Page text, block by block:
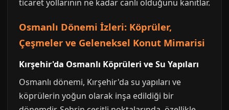
ticaret yollarının ne kadar canlı olduğunu kanıtlar.
Osmanlı Dönemi İzleri: Köprüler,
Çeşmeler ve Geleneksel Konut Mimarisi
Kırşehir'da Osmanlı Köprüleri ve Su Yapıları
Osmanlı dönemi, Kırşehir'da su yapıları ve
köprülerin yoğun olarak inşa edildiği bir